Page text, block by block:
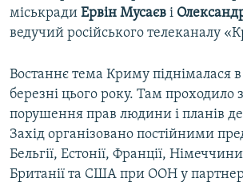
міськради Ервін Мусаєв і
ведучий російського телеканалу
Востаннє тема Криму піднімалася
березні цього року. Там проходило
порушення прав людини і планів
Захід організовано постійними
Бельгії, Естонії, Франції,
Британії та США при ООН у